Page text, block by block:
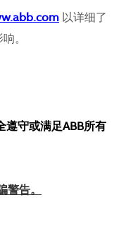
以详细了
。
遵守或满足ABB所有
警告。